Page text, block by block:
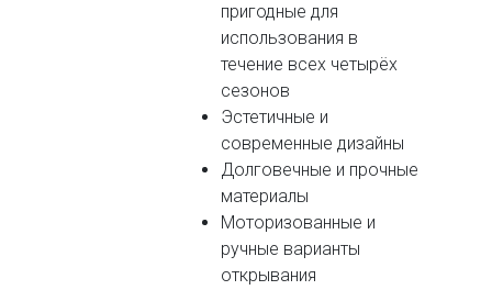
пригодные для
использования в
течение всех четырёх
сезонов
Эстетичные и
современные дизайны
Долговечные и прочные
материалы
Моторизованные и
ручные варианты
открывания